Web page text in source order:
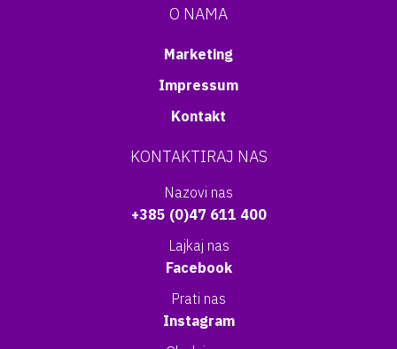
O NAMA
Marketing
Impressum
Kontakt
KONTAKTIRAJ NAS
Nazovi nas
+385 (0)47 611 400
Lajkaj nas
Facebook
Prati nas
Instagram